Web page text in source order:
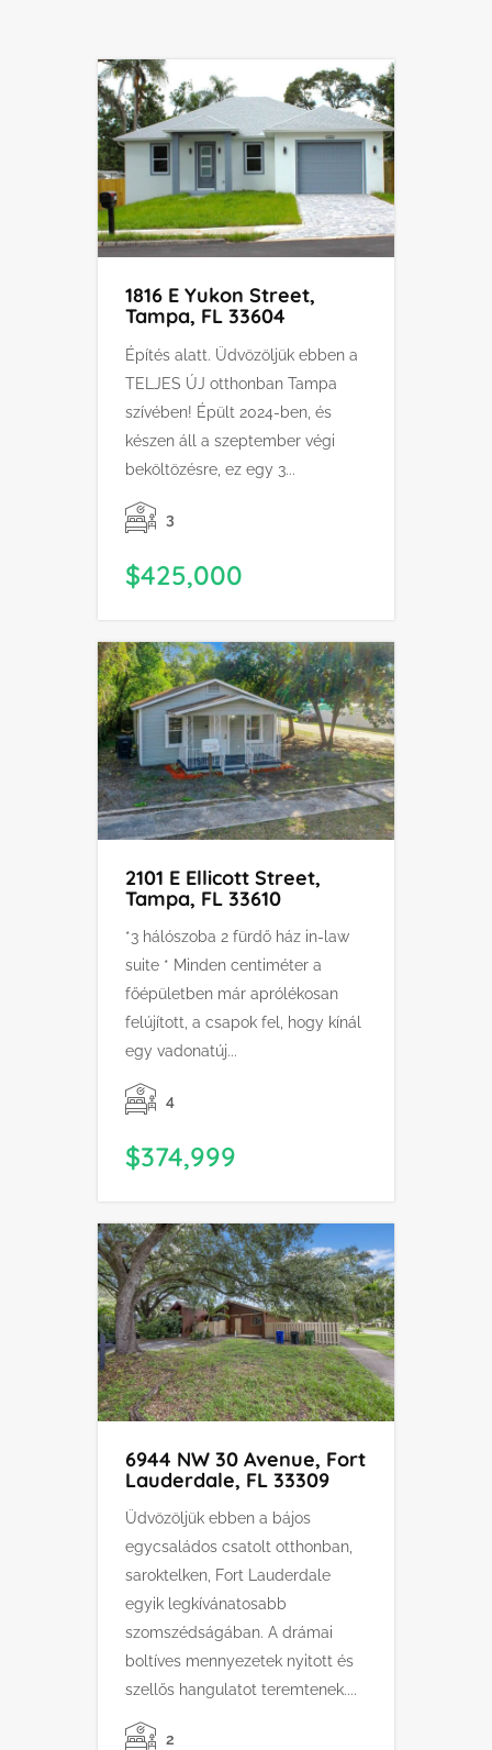
1816 E Yukon Street,
Tampa, FL 33604
Építés alatt. Üdvözöljük ebben a
TELJES ÚJ otthonban Tampa
szívében! Épült 2024-ben, és
készen áll a szeptember végi
beköltözésre, ez egy 3...
3
$425,000
2101 E Ellicott Street,
Tampa, FL 33610
*3 hálószoba 2 fürdő ház in-law
suite * Minden centiméter a
főépületben már aprólékosan
felújított, a csapok fel, hogy kínál
egy vadonatúj...
4
$374,999
6944 NW 30 Avenue, Fort
Lauderdale, FL 33309
Üdvözöljük ebben a bájos
egycsaládos csatolt otthonban,
saroktelken, Fort Lauderdale
egyik legkívánatosabb
szomszédságában. A drámai
boltíves mennyezetek nyitott és
szellős hangulatot teremtenek....
2